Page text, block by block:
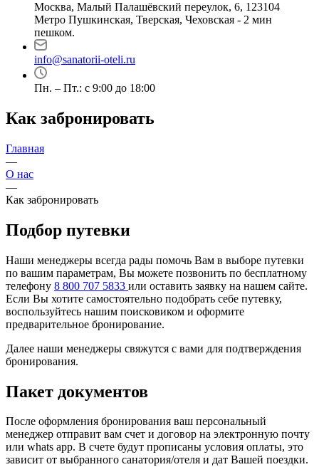
Москва, Малый Палашёвский переулок, 6, 123104
Метро Пушкинская, Тверская, Чеховская - 2 мин
пешком.
info@sanatorii-oteli.ru
Пн. – Пт.: с 9:00 до 18:00
Как забронировать
Главная
—
О нас
—
Как забронировать
Подбор путевки
Наши менеджеры всегда рады помочь Вам в выборе путевки
по вашим параметрам, Вы можете позвонить по бесплатному
телефону 8 800 707 5833 или оставить заявку на нашем сайте.
Если Вы хотите самостоятельно подобрать себе путевку,
воспользуйтесь нашим поисковиком и оформите
предварительное бронирование.
Далее наши менеджеры свяжутся с вами для подтверждения
бронирования.
Пакет документов
После оформления бронирования ваш персональный
менеджер отправит вам счет и договор на электронную почту
или whats app. В счете будут прописаны условия оплаты, это
зависит от выбранного санатория/отеля и дат Вашей поездки.